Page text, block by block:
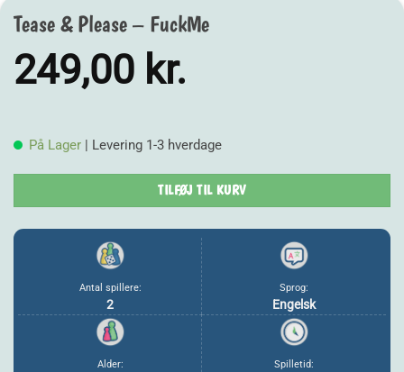
Tease & Please – FuckMe
249,00 kr.
På Lager | Levering 1-3 hverdage
TILFØJ TIL KURV
Antal spillere:
2
Sprog:
Engelsk
Alder: Spilletid: